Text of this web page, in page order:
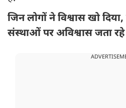
जिन लोगों ने विश्वास खो
संस्थाओं पर अविश्वास जता रहे